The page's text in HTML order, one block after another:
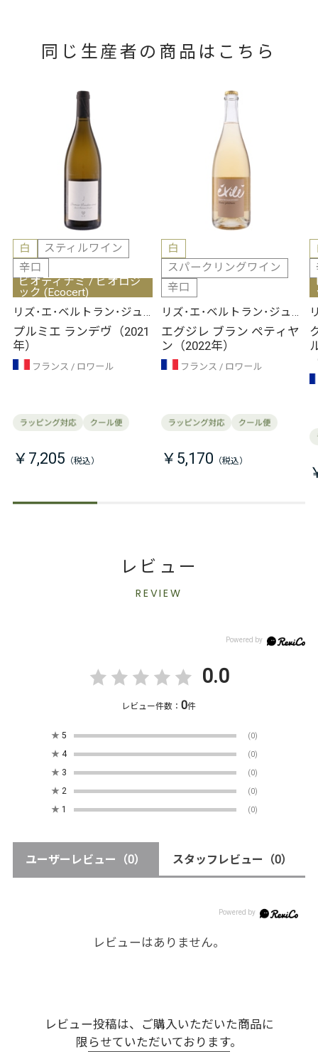
同じ生産者の商品はこちら
白
スティルワイン
辛口
ビオディナミ / ビオロジ
ック (Ecocert)
リズ･エ･ベルトラン･ジュ
セ
プルミエ ランデヴ（2021
年）
フランス ロワール
￥7,205
白
スパークリングワイン
辛口
リズ･エ･ベルトラン･ジュ
セ
エグジレ ブラン ペティヤ
ン（2022年）
フランス ロワール
￥5,170
レビュー
REVIEW
0.0
レビュー件数：0件
★ 5 (0)
★ 4 (0)
★ 3 (0)
★ 2 (0)
★ 1 (0)
ユーザーレビュー （0） スタッフレビュー （0）
レビューはありません。
レビュー投稿は、ご購入いただいた商品に
限らせていただいております。